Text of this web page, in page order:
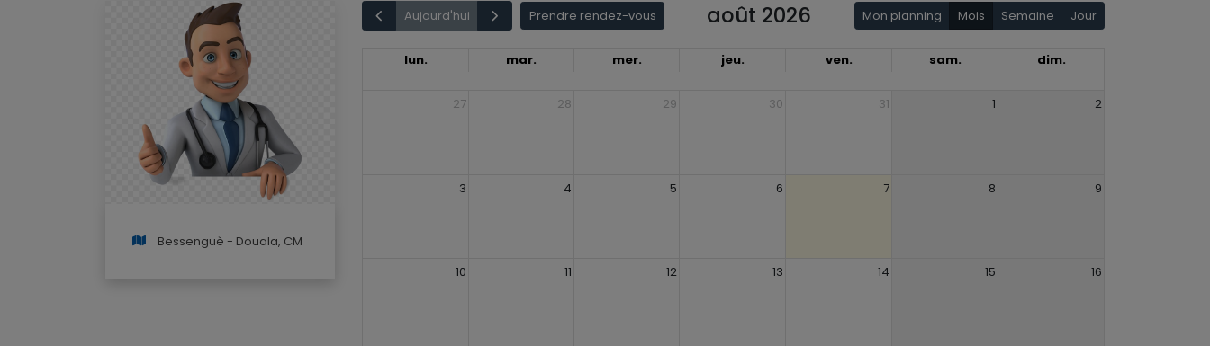
Bessenguè - Douala, CM
Aujourd'hui Prendre rendez-vous août 2026 Mon planning Mois Semaine Jour
lun. mar. mer. jeu. ven. sam. dim.
27 28 29 30 31 1 2
3 4 5 6 7 8 9
10 11 12 13 14 15 16